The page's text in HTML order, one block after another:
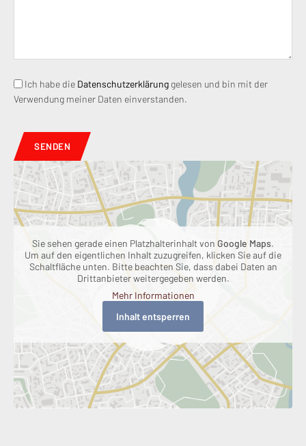
Ich habe die Datenschutzerklärung gelesen und bin mit der
Verwendung meiner Daten einverstanden.
SENDEN
Sie sehen gerade einen Platzhalterinhalt von Google Maps.
Um auf den eigentlichen Inhalt zuzugreifen, klicken Sie auf die
Schaltfläche unten. Bitte beachten Sie, dass dabei Daten an
Drittanbieter weitergegeben werden.
Mehr Informationen
Inhalt entsperren